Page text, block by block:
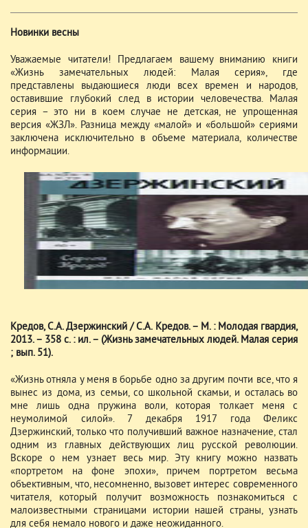
Новинки весны
Уважаемые читатели! Предлагаем вашему вниманию книги
«Жизнь замечательных людей: Малая серия», где
представлены выдающиеся люди всех времен и народов,
оставившие глубокий след в истории человечества. Малая
серия – это ни в коем случае не детская, не упрощенная
версия «ЖЗЛ». Разница между «малой» и «большой» сериями
заключена исключительно в объеме материала, количестве
информации.
Кредов, С.А. Дзержинский / С.А. Кредов. – М. : Молодая гвардия,
2013. – 358 с. : ил. – (Жизнь замечательных людей. Малая серия
; вып. 51).
«Жизнь отняла у меня в борьбе одно за другим почти все, что я
вынес из дома, из семьи, со школьной скамьи, и осталась во
мне лишь одна пружина воли, которая толкает меня с
неумолимой силой». 7 декабря 1917 года Феликс
Дзержинский, только что получивший важное назначение, стал
одним из главных действующих лиц русской революции.
Вскоре о нем узнает весь мир. Эту книгу можно назвать
«портретом на фоне эпохи», причем портретом весьма
объективным, что, несомненно, вызовет интерес современного
читателя, который получит возможность познакомиться с
малоизвестными страницами истории нашей страны, узнать
для себя немало нового и даже неожиданного.